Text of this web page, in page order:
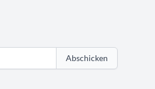
Abschicken